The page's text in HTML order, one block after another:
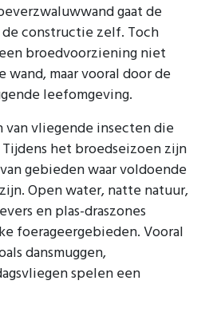
gaat de
de constructie zelf. Toch
broedvoorziening niet
maar vooral door de
leefomgeving.
vliegende insecten die
het broedseizoen zijn
gebieden waar voldoende
Open water, natte natuur,
en plas-draszones
foerageergebieden. Vooral
dansmuggen,
spelen een